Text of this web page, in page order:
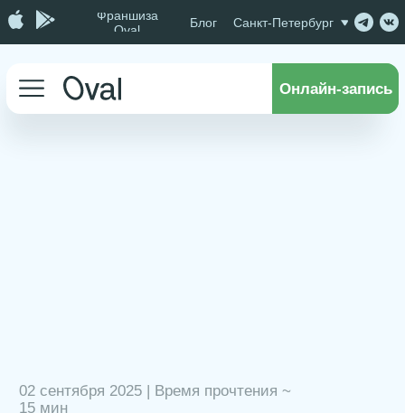
Блог Санкт-Петербург
Франшиза
Oval
Онлайн-запись